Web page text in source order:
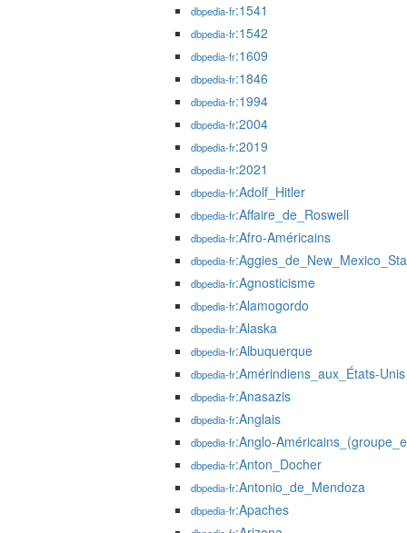
dbpedia-fr:1541
dbpedia-fr:1542
dbpedia-fr:1609
dbpedia-fr:1846
dbpedia-fr:1994
dbpedia-fr:2004
dbpedia-fr:2019
dbpedia-fr:2021
dbpedia-fr:Adolf_Hitler
dbpedia-fr:Affaire_de_Roswell
dbpedia-fr:Afro-Américains
dbpedia-fr
dbpedia-fr:Agnosticisme
dbpedia-fr:Alamogordo
dbpedia-fr:Alaska
dbpedia-fr:Albuquerque
dbpedia-fr:Amérindiens_aux_États-Unis
dbpedia-fr:Anasazis
dbpedia-fr:Anglais
dbpedia-fr:Anglo-
dbpedia-fr:Anton_Docher
dbpedia-fr:Antonio_de_Mendoza
dbpedia-fr:Apaches